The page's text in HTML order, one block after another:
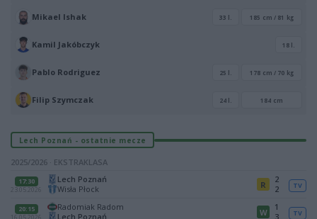
Mikael Ishak 33 l. 185 cm / 81 kg
Kamil Jakóbczyk 18 l.
Pablo Rodriguez 25 l. 178 cm / 70 kg
Filip Szymczak 24 l. 184 cm
Lech Poznań - ostatnie mecze
2025/2026 · EKSTRAKLASA
17:30
23.05.2026
Lech Poznań
Wisła Płock
R
2
2
TV
20:15
16.05.2026
Radomiak Radom
Lech Poznań
W
1
3
TV